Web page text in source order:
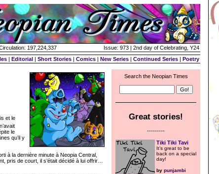
197,224,337
Issue: 973 | 2nd day of Celebrating, Y24
| Editorial | Short Stories | Comics | New Series | Continued Series | Poetry
et le
le
qu’il y
à la dernière minute à Neopia Central,
pris de court, il s’était décidé à lui offrir…
Search the Neopian Times
Great stories!
---------
Tiki Tiki Tavi
It’s great to be
back on a special
day!
by punjambi